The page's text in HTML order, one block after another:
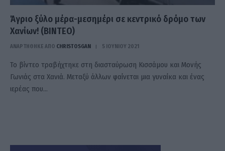
Άγριο ξύλο μέρα-μεσημέρι σε κεντρικό δρόμο των
Χανίων! (ΒΙΝΤΕΟ)
ΑΝΑΡΤΗΘΗΚΕ ΑΠΟ CHRISTOSGAN 5 ΙΟΥΝΊΟΥ 2021
Το βίντεο τραβήχτηκε στη διασταύρωση Κισσάμου και Μονής
Γωνιάς στα Χανιά. Μεταξύ άλλων φαίνεται μια γυναίκα και ένας
ιερέας που…